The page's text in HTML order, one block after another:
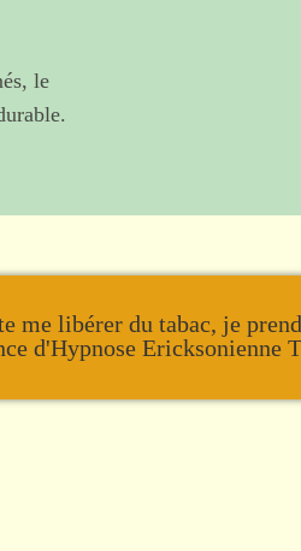
le
me libérer du tabac, je
d'Hypnose Ericksonienne